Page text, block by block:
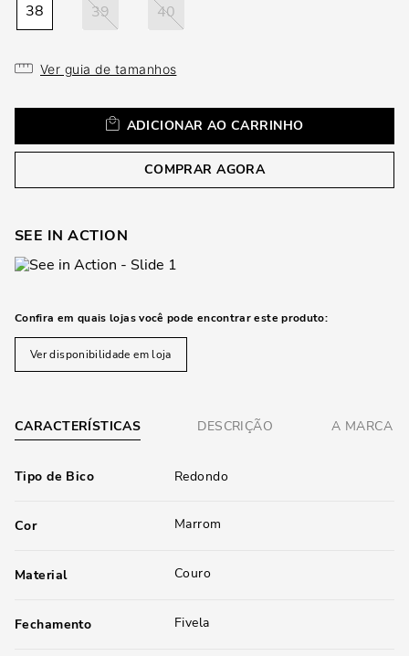
38 39 40
Ver guia de tamanhos
ADICIONAR AO CARRINHO
COMPRAR AGORA
SEE IN ACTION
Confira em quais lojas você pode encontrar este produto:
Ver disponibilidade em loja
CARACTERÍSTICAS DESCRIÇÃO A MARCA
Tipo de Bico Redondo
Cor Marrom
Material Couro
Fechamento Fivela